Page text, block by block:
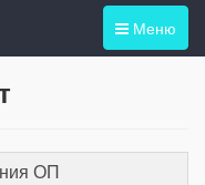
Меню
ОП